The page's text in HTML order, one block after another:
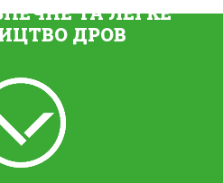
ТА ЛЕГКЕ
ДРОВ